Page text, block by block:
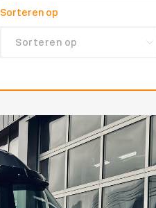
Sorteren op